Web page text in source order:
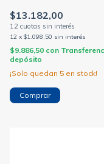
$13.182,00
12 x $1.098,50 sin interés
$9.886,50 con
depósito
¡Solo quedan 5 en stock!